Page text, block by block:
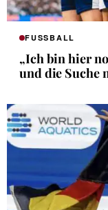
FUSSBALL
„Ich bin hier
und die Suche